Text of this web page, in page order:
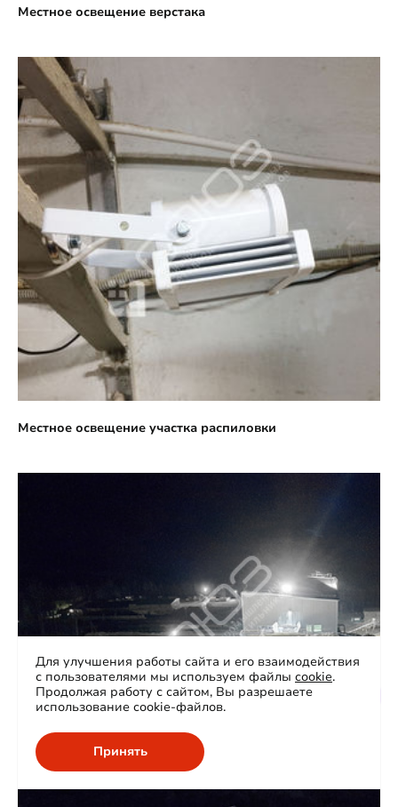
Местное освещение верстака
Местное освещение участка распиловки
Для улучшения работы сайта и его взаимодействия
с пользователями мы используем файлы cookie.
Продолжая работу с сайтом, Вы разрешаете
использование cookie-файлов.
Принять